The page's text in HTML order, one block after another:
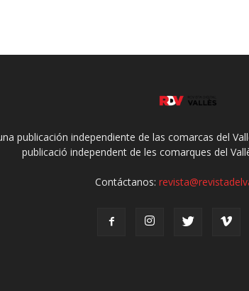
publicación independiente de las comarcas del
publicació independent de les comarques del
Contáctanos: